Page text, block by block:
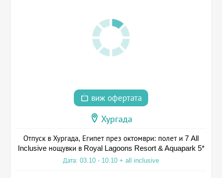
виж офертата
Хургада
Отпуск в Хургада, Египет през октомври: полет и 7 All
Inclusive нощувки в Royal Lagoons Resort & Aquapark 5*
Дата: 03.10 - 10.10 + all inclusive